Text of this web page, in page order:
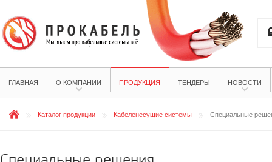
ГЛАВНАЯ О КОМПАНИИ ПРОДУКЦИЯ ТЕНДЕРЫ НОВОСТИ
Каталог продукции Кабеленесущие системы Специальные